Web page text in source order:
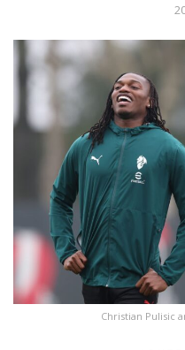
Christian Pulisic